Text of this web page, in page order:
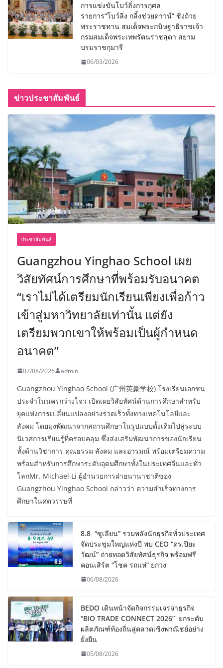
การแข่งขันโบว์ลิ่งการกุศล
รายการ“โบว์ลิ่ง กลิ้งช่วยดาวน์” ชิงถ้วย
พระราชทาน สมเด็จพระกนิษฐาธิราชเจ้า
กรมสมเด็จพระเทพรัตนราชสุดา สยาม
บรมราชกุมารี
06/03/2026
ข่าวประชาสัมพันธ์
ประชาสัมพันธ์
Guangzhou Yinghao School เผย
วิสัยทัศน์การศึกษาที่พร้อมรับอนาคต
“เราไม่ได้เตรียมนักเรียนเพียงเพื่อก้าว
เข้าสู่มหาวิทยาลัยเท่านั้น แต่ยัง
เตรียมพวกเขาให้พร้อมเป็นผู้กำหนด
อนาคต”
07/08/2026 admin
Guangzhou Yinghao School (广州英豪学校) โรงเรียนเอกชน
ประจำในนครกว่างโจว เปิดเผยวิสัยทัศน์ด้านการศึกษาสำหรับ
ยุคแห่งการเปลี่ยนแปลงอย่างรวดเร็วทั้งทางเทคโนโลยีและ
สังคม โดยมุ่งพัฒนาจากสถานศึกษาในรูปแบบดั้งเดิมไปสู่ระบบ
นิเวศการเรียนรู้ที่ครอบคลุม ซึ่งส่งเสริมพัฒนาการของนักเรียน
ทั้งด้านวิชาการ คุณธรรม สังคม และอารมณ์ พร้อมเตรียมความ
พร้อมสำหรับการศึกษาระดับอุดมศึกษาทั้งในประเทศจีนและทั่ว
โลกMr. Michael Li ผู้อำนวยการฝ่ายนานาชาติของ
Guangzhou Yinghao School กล่าวว่า ความสำเร็จทางการ
ศึกษาในศตวรรษที่
8.8 “ซูเลียน” รวมพลังนักธุรกิจทั่วประเทศ
จัดประชุมใหญ่แห่งปี พบ CEO “ดร.ปิยะ
วัฒน์” ถ่ายทอดวิสัยทัศน์ธุรกิจ พร้อมฟรี
คอนเสิร์ต “โชค รถแห่” ยกวง
06/08/2026
BEDO เดินหน้าจัดกิจกรรมเจรจาธุรกิจ
“BIO TRADE CONNECT 2026” ยกระดับ
ผลิตภัณฑ์ท้องถิ่นสู่ตลาดเชิงพาณิชย์อย่าง
ยั่งยืน
05/08/2026